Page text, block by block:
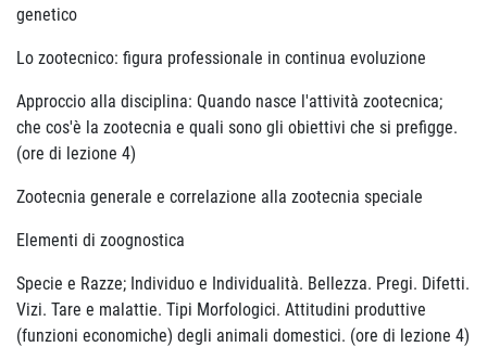
genetico
Lo zootecnico: figura professionale in continua evoluzione
Approccio alla disciplina: Quando nasce l'attività zootecnica;
che cos'è la zootecnia e quali sono gli obiettivi che si prefigge.
(ore di lezione 4)
Zootecnia generale e correlazione alla zootecnia speciale
Elementi di zoognostica
Specie e Razze; Individuo e Individualità. Bellezza. Pregi. Difetti.
Vizi. Tare e malattie. Tipi Morfologici. Attitudini produttive
(funzioni economiche) degli animali domestici. (ore di lezione 4)